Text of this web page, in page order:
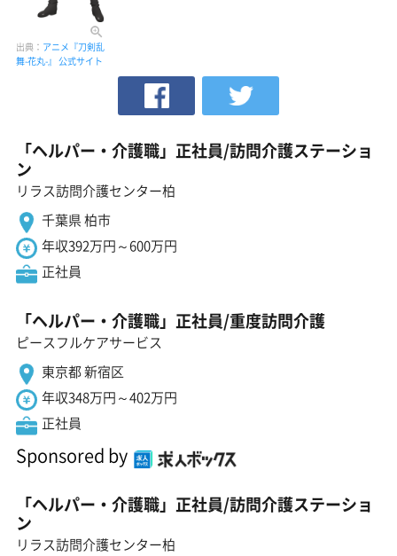
出典： アニメ『刀剣乱
舞-花丸-』 公式サイト
「ヘルパー・介護職」正社員/訪問介護ステーショ
ン
リラス訪問介護センター柏
千葉県 柏市
年収392万円～600万円
正社員
「ヘルパー・介護職」正社員/重度訪問介護
ピースフルケアサービス
東京都 新宿区
年収348万円～402万円
正社員
Sponsored by
「ヘルパー・介護職」正社員/訪問介護ステーショ
ン
リラス訪問介護センター柏